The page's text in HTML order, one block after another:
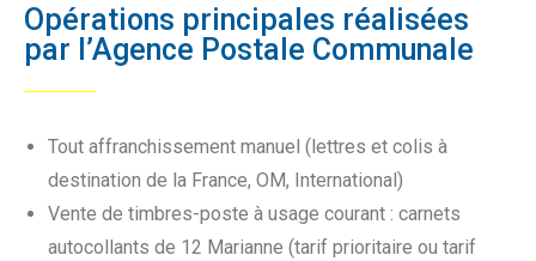
Opérations principales réalisées
par l’Agence Postale Communale
Tout affranchissement manuel (lettres et colis à
destination de la France, OM, International)
Vente de timbres-poste à usage courant : carnets
autocollants de 12 Marianne (tarif prioritaire ou tarif